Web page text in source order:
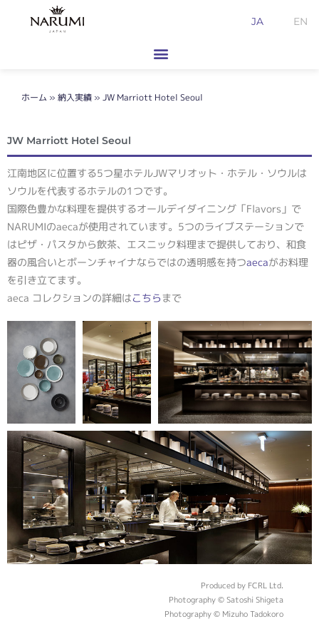
JA EN
ホーム » 納入実績 » JW Marriott Hotel Seoul
JW Marriott Hotel Seoul
江南地区に位置する5つ星ホテルJWマリオット・ホテル・ソウルは
ソウルを代表するホテルの1つです。
国際色豊かな料理を提供するオールデイダイニング「Flavors」で
NARUMIのaecaが使用されています。5つのライブステーションで
はピザ・パスタから飲茶、エスニック料理まで提供しており、和食
器の風合いとボーンチャイナならではの透明感を持つaecaがお料理
を引き立てます。
aeca コレクションの詳細はこちらまで
Produced by FCRL Ltd.
Photography © Satoshi Shigeta
Photography © Mizuho Tadokoro